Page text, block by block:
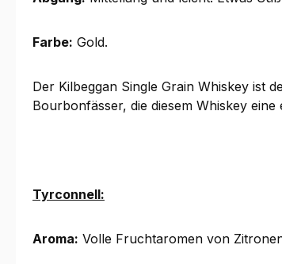
Farbe: Gold.
Der Kilbeggan Single Grain Whiskey ist
Bourbonfässer, die diesem Whiskey
Tyrconnell:
Aroma: Volle Fruchtaromen von